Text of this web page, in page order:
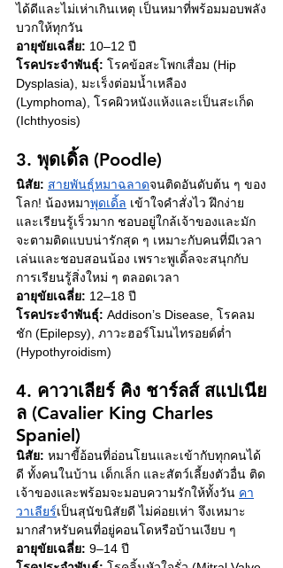
ได้ดีและไม่เห่าเกินเหตุ เป็นหมาที่พร้อมมอบพลัง
บวกให้ทุกวัน
อายุขัยเฉลี่ย: 10–12 ปี
โรคประจำพันธุ์: โรคข้อสะโพกเสื่อม (Hip
Dysplasia), มะเร็งต่อมน้ำเหลือง
(Lymphoma), โรคผิวหนังแห้งและเป็นสะเก็ด
(Ichthyosis)
3. พุดเดิ้ล (Poodle)
นิสัย: สายพันธุ์หมาฉลาดจนติดอันดับต้น ๆ ของ
โลก! น้องหมาพุดเดิ้ล เข้าใจคำสั่งไว ฝึกง่าย
และเรียนรู้เร็วมาก ชอบอยู่ใกล้เจ้าของและมัก
จะตามติดแบบน่ารักสุด ๆ เหมาะกับคนที่มีเวลา
เล่นและชอบสอนน้อง เพราะพูเดิ้ลจะสนุกกับ
การเรียนรู้สิ่งใหม่ ๆ ตลอดเวลา
อายุขัยเฉลี่ย: 12–18 ปี
โรคประจำพันธุ์: Addison’s Disease, โรคลม
ชัก (Epilepsy), ภาวะฮอร์โมนไทรอยด์ต่ำ
(Hypothyroidism)
4. คาวาเลียร์ คิง ชาร์ลส์ สแปเนีย
ล (Cavalier King Charles
Spaniel)
นิสัย: หมาขี้อ้อนที่อ่อนโยนและเข้ากับทุกคนได้
ดี ทั้งคนในบ้าน เด็กเล็ก และสัตว์เลี้ยงตัวอื่น ติด
เจ้าของและพร้อมจะมอบความรักให้ทั้งวัน คา
วาเลียร์เป็นสุนัขนิสัยดี ไม่ค่อยเห่า จึงเหมาะ
มากสำหรับคนที่อยู่คอนโดหรือบ้านเงียบ ๆ
อายุขัยเฉลี่ย: 9–14 ปี